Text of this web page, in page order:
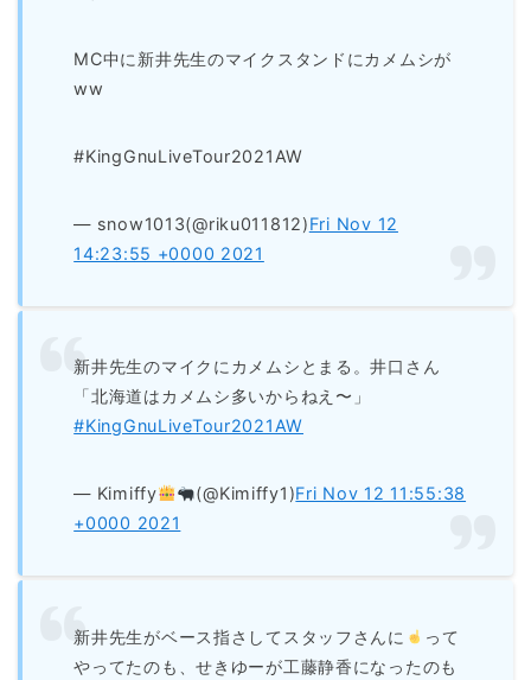
MC中に新井先生のマイクスタンドにカメムシが
ww
#KingGnuLiveTour2021AW
— snow1013(@riku011812)Fri Nov 12
14:23:55 +0000 2021
新井先生のマイクにカメムシとまる。井口さん
「北海道はカメムシ多いからねえ〜」
#KingGnuLiveTour2021AW
— Kimiffy (@Kimiffy1)Fri Nov 12 11:55:38
+0000 2021
新井先生がベース指さしてスタッフさんに
って
やってたのも、せきゆーが工藤静香になったのも